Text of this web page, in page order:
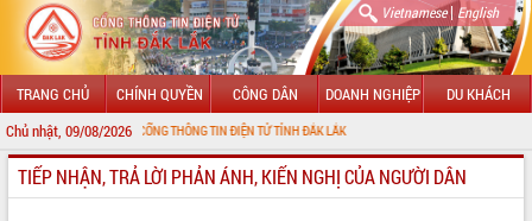
Vietnamese| English
TRANG CHỦ CHÍNH QUYỀN CÔNG DÂN DOANH NGHIỆP DU KHÁCH
Chủ nhật, 09/08/2026
MỪNG ĐẾN VỚI CỔNG THÔNG TIN ĐIỆN TỬ TỈNH ĐẮK LẮK
GIỚI THIỆU
TIẾP NHẬN, TRẢ LỜI PHẢN ÁNH, KIẾN NGHỊ CỦA NGƯỜI DÂN